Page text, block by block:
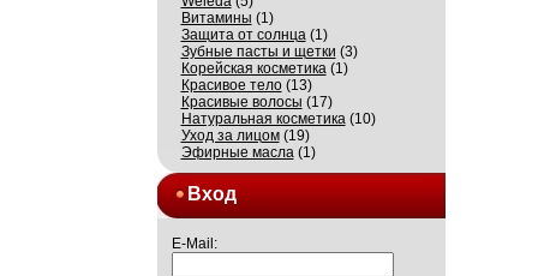
Витамины (1)
Защита от солнца(1)
Зубные пасты и щетки (3)
Корейская косметика(1)
Красивое тело(13)
Красивые волосы (17)
Натуральная косметика(10)
Уход за лицом(19)
Эфирные масла(1)
Вход
E-Mail: